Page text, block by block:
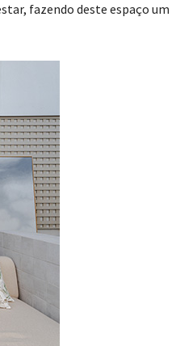
fazendo deste espaço um